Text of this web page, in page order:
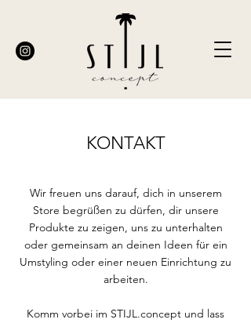
KONTAKT
Wir freuen uns darauf, dich in unserem
Store begrüßen zu dürfen, dir unsere
Produkte zu zeigen, uns zu unterhalten
oder gemeinsam an deinen Ideen für ein
Umstyling oder einer neuen Einrichtung zu
arbeiten.
Komm vorbei im STIJL.concept und lass